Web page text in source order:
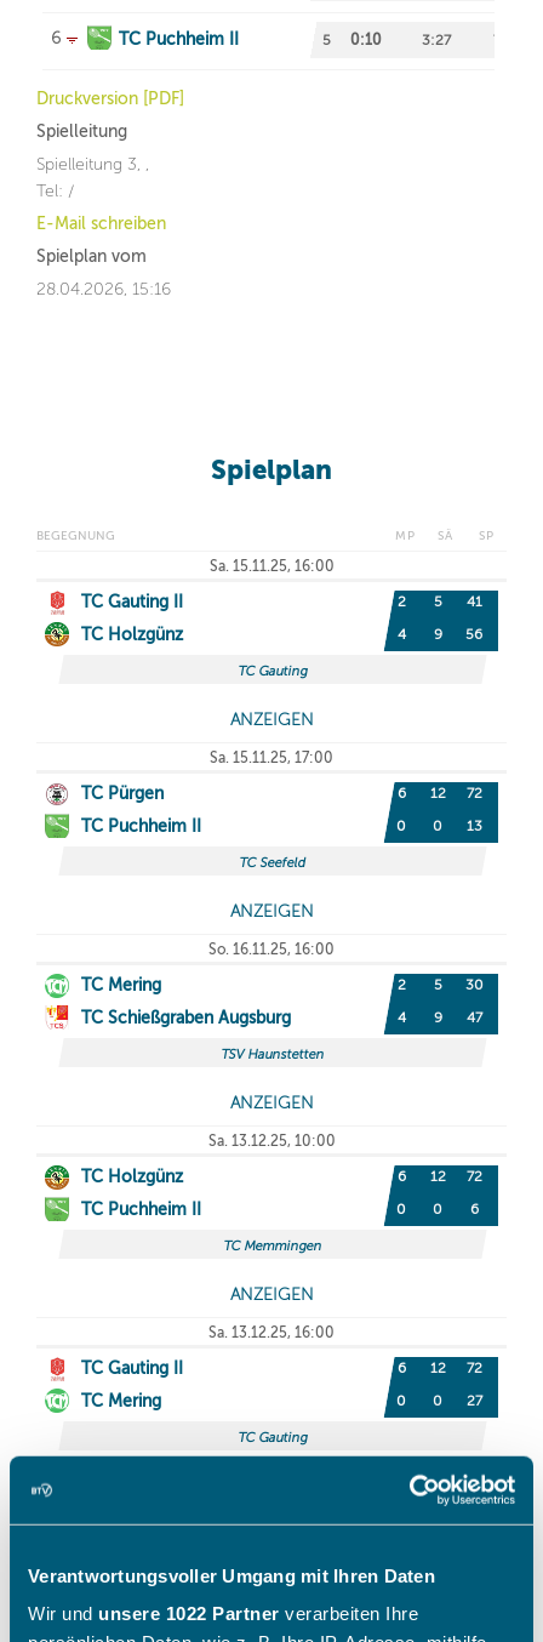
Verantwortungsvoller Umgang mit Ihren Daten
Wir und unsere 1022 Partner verarbeiten Ihre